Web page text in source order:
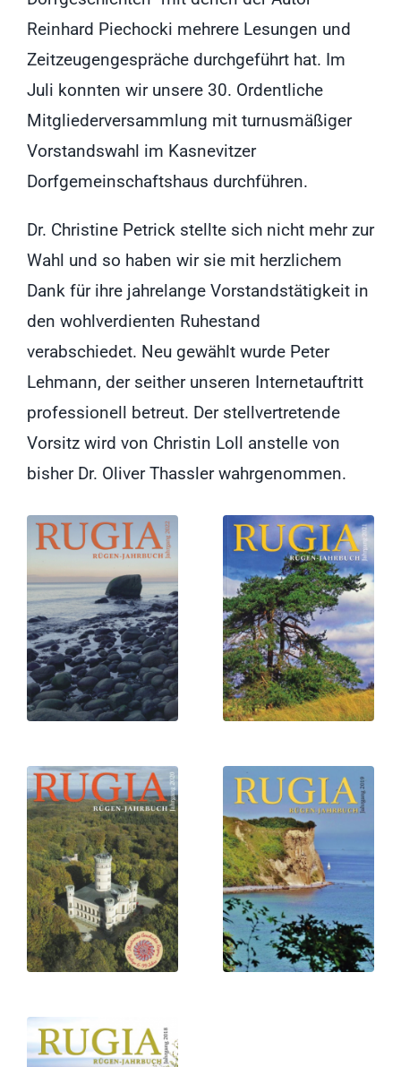
Reinhard Piechocki mehrere Lesungen und
Zeitzeugengespräche durchgeführt hat. Im
Juli konnten wir unsere 30. Ordentliche
Mitgliederversammlung mit turnusmäßiger
Vorstandswahl im Kasnevitzer
Dorfgemeinschaftshaus durchführen.
Dr. Christine Petrick stellte sich nicht mehr zur
Wahl und so haben wir sie mit herzlichem
Dank für ihre jahrelange Vorstandstätigkeit in
den wohlverdienten Ruhestand
verabschiedet. Neu gewählt wurde Peter
Lehmann, der seither unseren Internetauftritt
professionell betreut. Der stellvertretende
Vorsitz wird von Christin Loll anstelle von
bisher Dr. Oliver Thassler wahrgenommen.